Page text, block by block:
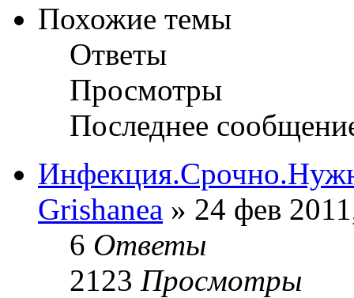
Похожие темы
Ответы
Просмотры
Последнее
Grishanea » 24 фев
6 Ответы
2123 Просмотры